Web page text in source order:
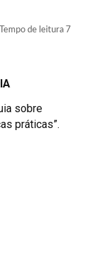
de leitura 7
sobre
práticas”.